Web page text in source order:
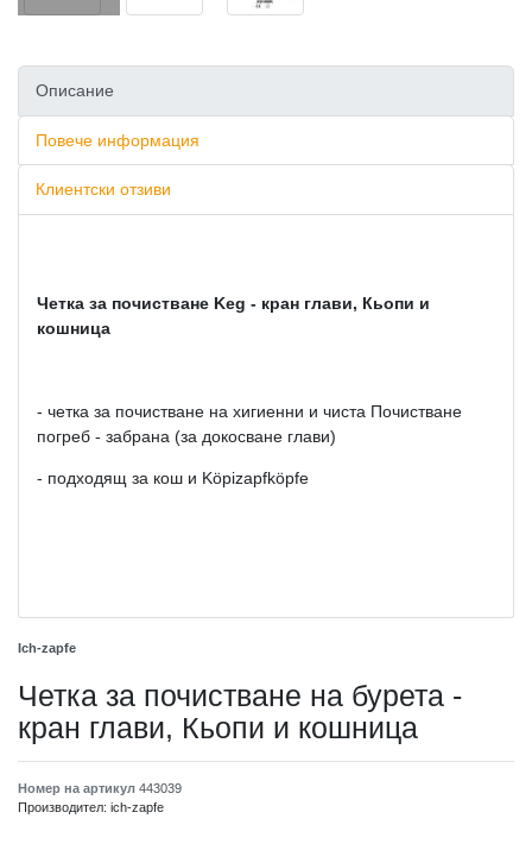
Описание
Повече информация
Клиентски отзиви
Четка за почистване Keg - кран глави, Кьопи и
кошница
- четка за почистване на хигиенни и чиста Почистване
погреб - забрана (за докосване глави)
- подходящ за кош и Köpizapfköpfe
Ich-zapfe
Четка за почистване на бурета -
кран глави, Кьопи и кошница
Номер на артикул 443039
Производител: ich-zapfe